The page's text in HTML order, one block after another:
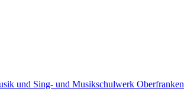
und Sing- und Musikschulwerk Oberfranken